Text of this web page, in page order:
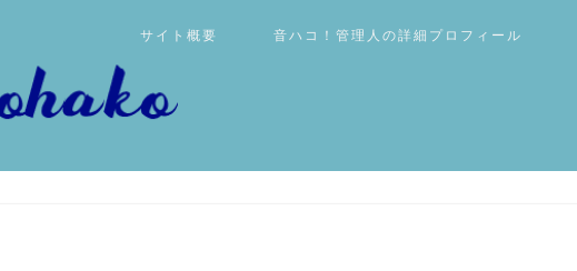
サイト概要 音ハコ！管理人の詳細プロフィール